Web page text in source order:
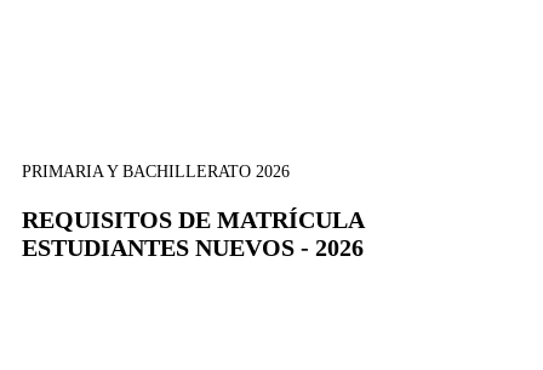
PRIMARIA Y BACHILLERATO 2026
REQUISITOS DE MATRÍCULA
ESTUDIANTES NUEVOS - 2026